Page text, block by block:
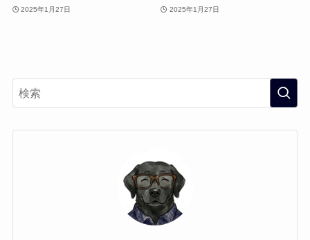
2025年1月27日 2025年1月27日